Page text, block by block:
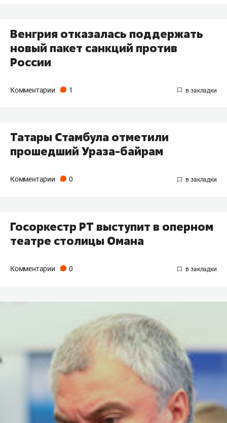
Венгрия отказалась поддержать
новый пакет санкций против
России
Комментарии 1
Татары Стамбула отметили
прошедший Ураза-байрам
Комментарии 0
Госоркестр РТ выступит в оперном
театре столицы Омана
Комментарии 0